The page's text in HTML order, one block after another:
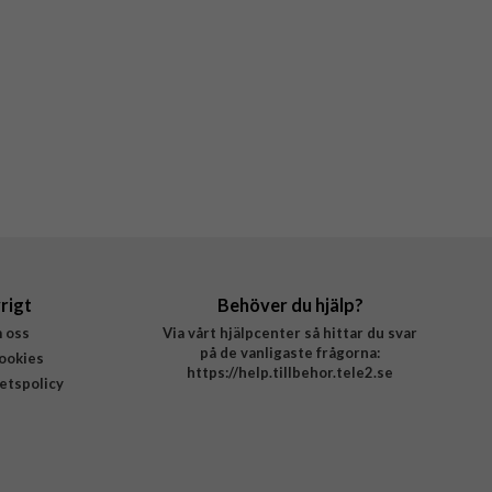
oss
Behöver du hjälp?
Via vårt hjälpcenter så hittar du svar
på de vanligaste frågorna:
https://help.tillbehor.tele2.se